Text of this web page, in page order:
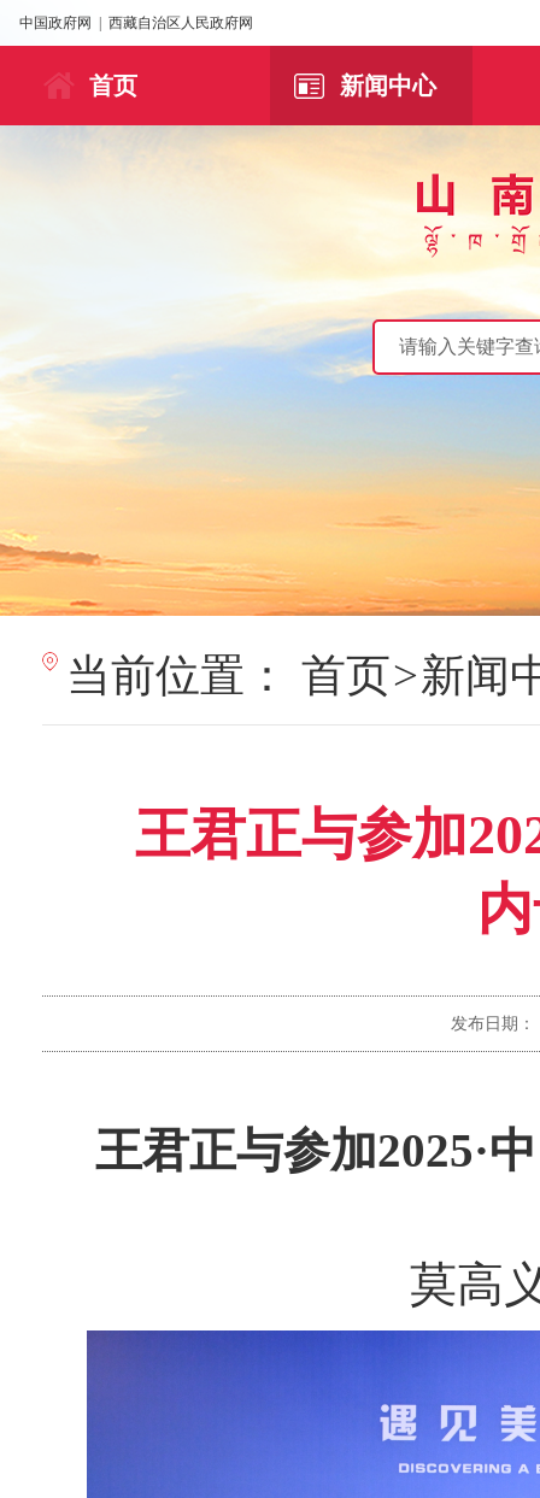
中国政府网 西藏自治区人民政府网
首页 新闻中心
当前位置： 首页>新闻
王君正与参加
发布日期：
王君正与参加2025·
莫高